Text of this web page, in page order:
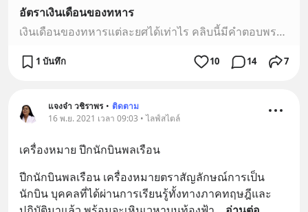
อัตราเงินเดือนของทหาร
เงินเดือนของทหารแต่ละยศได้เท่าไร คลิบนี้มีคำตอบพระราชบัญญัติระเบียบข้าราชการทหาร ฉบับที่ 10https://library2.parliament.go.th/giventake/content_nla2557/law43-...
1 บันทึก 10 14 7
แจงจ๋า วชิราพร • ติดตาม
16 พ.ย. 2021 เวลา 09:03 • ไลฟ์สไตล์
เครื่องหมาย ปีกนักบินพลเรือน
ปีกนักบินพลเรือน เครื่องหมายตราสัญลักษณ์การเป็น
นักบิน บุคคลที่ได้ผ่านการเรียนรู้ทั้งทางภาคทฤษฎีและ